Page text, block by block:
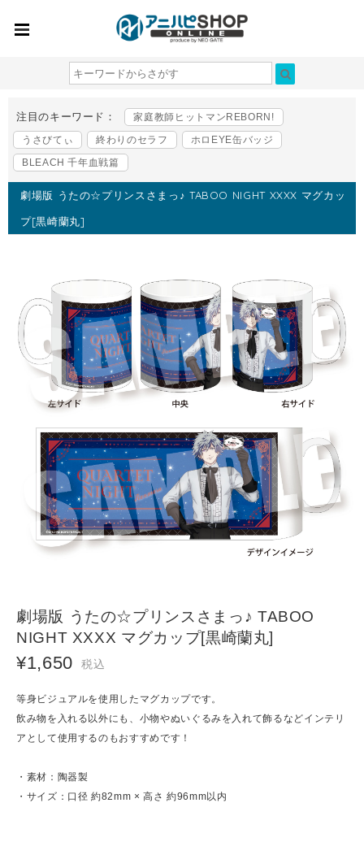
注目のキーワード：
家庭教師ヒットマンREBORN!
うさびてぃ
終わりのセラフ
ホロEYE缶バッジ
BLEACH 千年血戦篇
劇場版 うたの☆プリンスさまっ♪ TABOO NIGHT XXXX マグカッ
プ[黒崎蘭丸]
劇場版 うたの☆プリンスさまっ♪ TABOO
NIGHT XXXX マグカップ[黒崎蘭丸]
¥1,650 税込
等身ビジュアルを使用したマグカップです。
飲み物を入れる以外にも、小物やぬいぐるみを入れて飾るなどインテリ
アとして使用するのもおすすめです！
・素材：陶器製
・サイズ：口径 約82mm × 高さ 約96mm以内